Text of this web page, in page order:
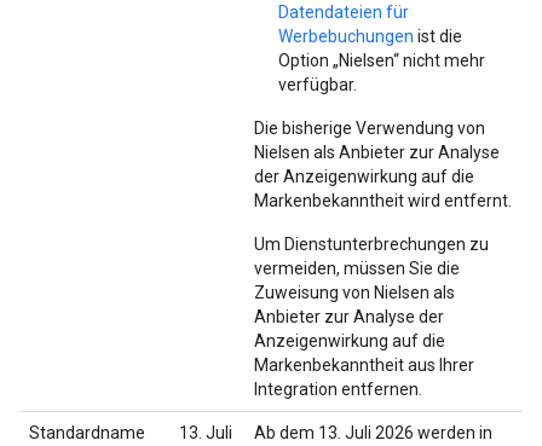
Datendateien für
Werbebuchungen ist die
Option „Nielsen“ nicht mehr
verfügbar.
Die bisherige Verwendung von
Nielsen als Anbieter zur Analyse
der Anzeigenwirkung auf die
Markenbekanntheit wird entfernt.
Um Dienstunterbrechungen zu
vermeiden, müssen Sie die
Zuweisung von Nielsen als
Anbieter zur Analyse der
Anzeigenwirkung auf die
Markenbekanntheit aus Ihrer
Integration entfernen.
Standardname
13. Juli
Ab dem 13. Juli 2026 werden in